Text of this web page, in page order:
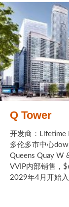
Q Tower
开发商：Lifetime
多伦多市中心
Queens Quay W
VVIP内部销售，
2029年4月开始